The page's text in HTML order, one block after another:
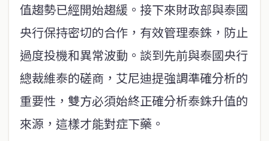
值趨勢已經開始趨緩。接下來財政部與泰國
央行保持密切的合作，有效管理泰銖，防止
過度投機和異常波動。談到先前與泰國央行
總裁維泰的磋商，艾尼迪提強調準確分析的
重要性，雙方必須始終正確分析泰銖升值的
來源，這樣才能對症下藥。